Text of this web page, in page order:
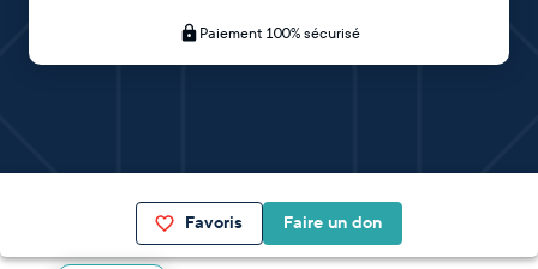
Paiement 100% sécurisé
Favoris Faire un don